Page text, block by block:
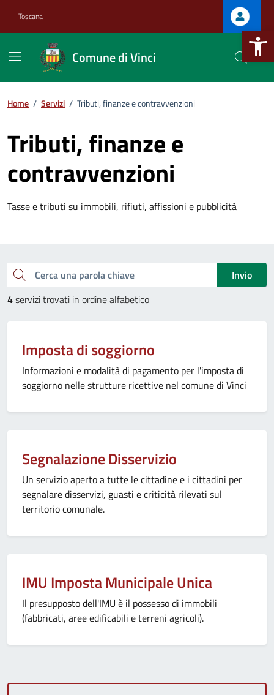
Apri la
Toscana
Comune di Vinci
Home / Servizi / Tributi, finanze e contravvenzioni
Tributi, finanze e
contravvenzioni
Tasse e tributi su immobili, rifiuti, affissioni e pubblicità
Cerca una parola chiave
Invio
4servizi trovati in ordine alfabetico
Imposta di soggiorno
Informazioni e modalità di pagamento per l'imposta di
soggiorno nelle strutture ricettive nel comune di Vinci
Segnalazione Disservizio
Un servizio aperto a tutte le cittadine e i cittadini per
segnalare disservizi, guasti e criticità rilevati sul
territorio comunale.
IMU Imposta Municipale Unica
Il presupposto dell'IMU è il possesso di immobili
(fabbricati, aree edificabili e terreni agricoli).